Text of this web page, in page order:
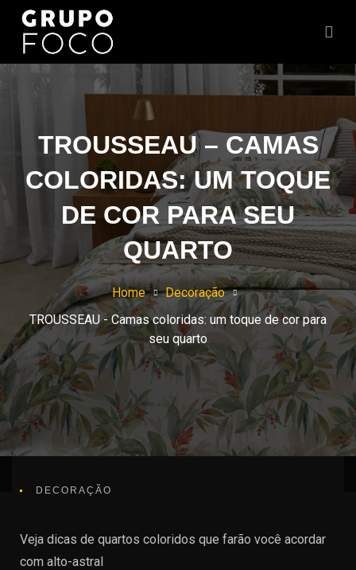
TROUSSEAU – CAMAS
COLORIDAS: UM TOQUE
DE COR PARA SEU
QUARTO
Home
Decoração
TROUSSEAU - Camas coloridas: um toque de cor para
seu quarto
DECORAÇÃO
Veja dicas de quartos coloridos que farão você acordar
com alto-astral